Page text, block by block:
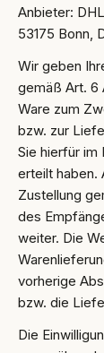
Anbieter:
53175 Bonn,
Wir geben
gemäß Art. 6
Ware zum
bzw. zur
Sie hierfür im
erteilt haben.
Zustellung
des
weiter. Die
vorherige
bzw. die
Die